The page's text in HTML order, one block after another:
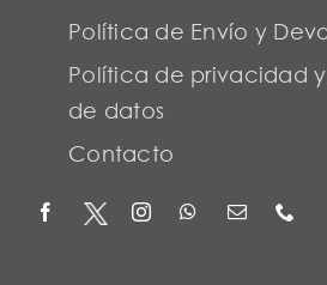
Política de Envío y
Política de privacidad
de datos
Contacto